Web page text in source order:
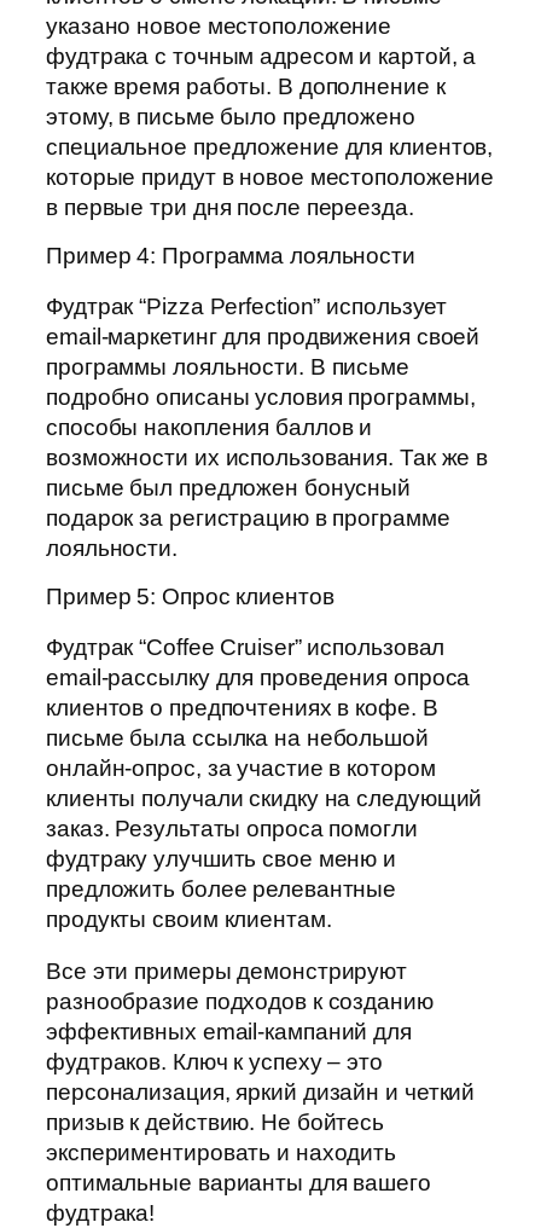
указано новое местоположение
фудтрака с точным адресом и картой, а
также время работы. В дополнение к
этому, в письме было предложено
специальное предложение для клиентов,
которые придут в новое местоположение
в первые три дня после переезда.
Пример 4: Программа лояльности
Фудтрак “Pizza Perfection” использует
email-маркетинг для продвижения своей
программы лояльности. В письме
подробно описаны условия программы,
способы накопления баллов и
возможности их использования. Так же в
письме был предложен бонусный
подарок за регистрацию в программе
лояльности.
Пример 5: Опрос клиентов
Фудтрак “Coffee Cruiser” использовал
email-рассылку для проведения опроса
клиентов о предпочтениях в кофе. В
письме была ссылка на небольшой
онлайн-опрос, за участие в котором
клиенты получали скидку на следующий
заказ. Результаты опроса помогли
фудтраку улучшить свое меню и
предложить более релевантные
продукты своим клиентам.
Все эти примеры демонстрируют
разнообразие подходов к созданию
эффективных email-кампаний для
фудтраков. Ключ к успеху – это
персонализация, яркий дизайн и четкий
призыв к действию. Не бойтесь
экспериментировать и находить
оптимальные варианты для вашего
фудтрака!